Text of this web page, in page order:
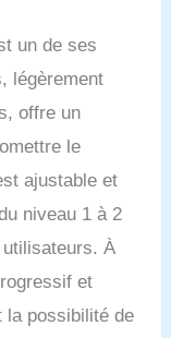
un de ses
légèrement
offre un
le
ajustable et
niveau 1 à 2
À
et
la possibilité de